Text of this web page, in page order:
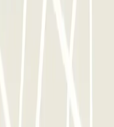
in Nice
Terminal 2 - Au contact
- Terminal 2 - Longue durée
- T1
- Nice